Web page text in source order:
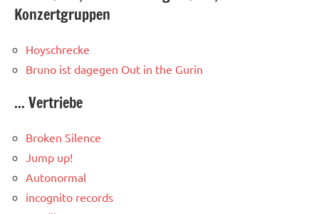
Konzertgruppen
Hoyschrecke
Bruno ist dagegen Out in the Gurin
... Vertriebe
Broken Silence
Jump up!
Autonormal
incognito records